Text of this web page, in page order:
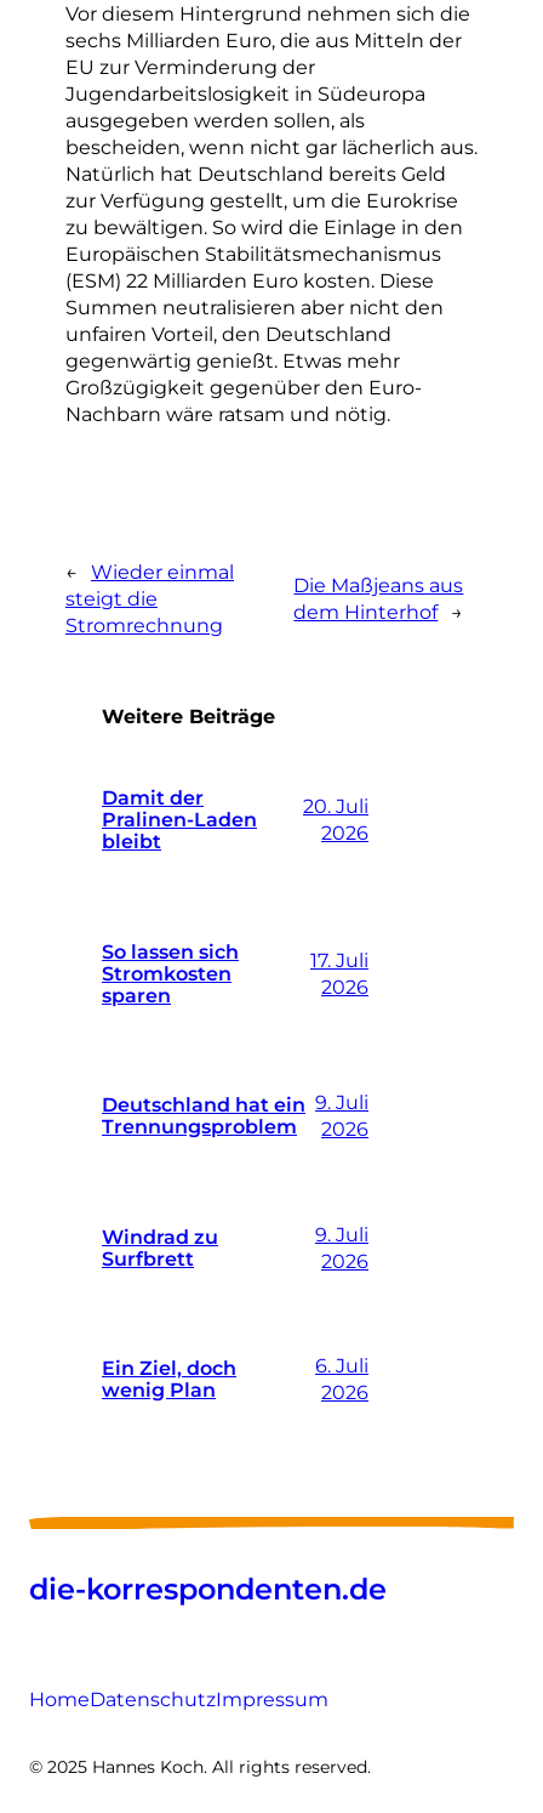
Vor diesem Hintergrund nehmen sich die
sechs Milliarden Euro, die aus Mitteln der
EU zur Verminderung der
Jugendarbeitslosigkeit in Südeuropa
ausgegeben werden sollen, als
bescheiden, wenn nicht gar lächerlich aus.
Natürlich hat Deutschland bereits Geld
zur Verfügung gestellt, um die Eurokrise
zu bewältigen. So wird die Einlage in den
Europäischen Stabilitätsmechanismus
(ESM) 22 Milliarden Euro kosten. Diese
Summen neutralisieren aber nicht den
unfairen Vorteil, den Deutschland
gegenwärtig genießt. Etwas mehr
Großzügigkeit gegenüber den Euro-
Nachbarn wäre ratsam und nötig.
← Wieder einmal
steigt die
Stromrechnung
Die Maßjeans aus
dem Hinterhof →
Weitere Beiträge
Damit der
Pralinen-Laden
bleibt
20. Juli
2026
So lassen sich
Stromkosten
sparen
17. Juli
2026
Deutschland hat ein
Trennungsproblem
9. Juli
2026
Windrad zu
Surfbrett
9. Juli
2026
Ein Ziel, doch
wenig Plan
6. Juli
2026
die-korrespondenten.de
HomeDatenschutzImpressum
© 2025 Hannes Koch. All rights reserved.